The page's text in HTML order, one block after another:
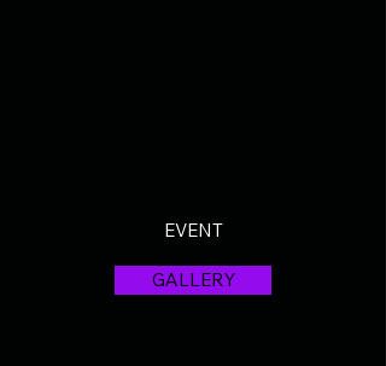
EVENT
GALLERY